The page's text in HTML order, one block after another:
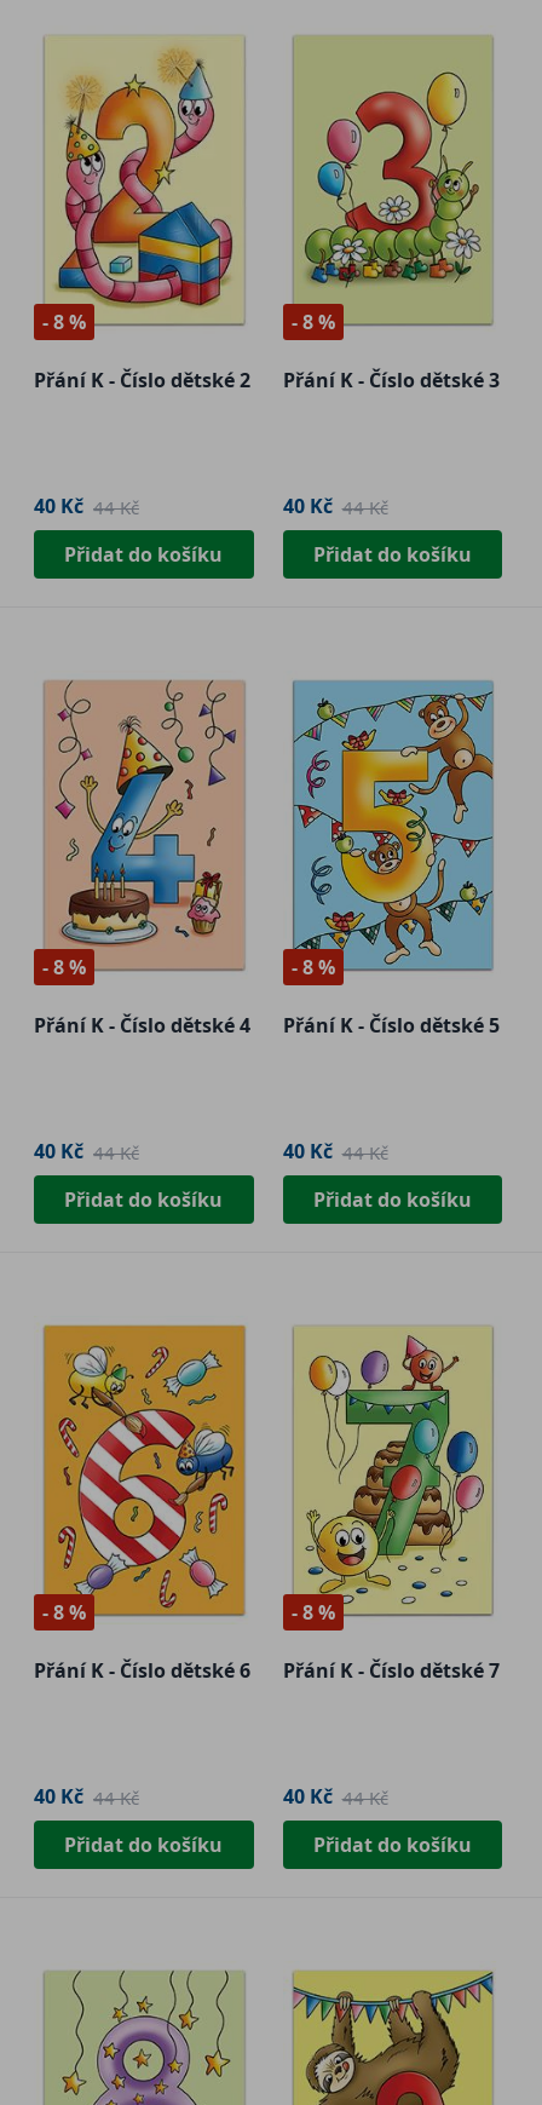
- 8 %
Přání K - Číslo dětské 2
40 Kč 44 Kč
Přidat do košíku
- 8 %
Přání K - Číslo dětské 3
40 Kč 44 Kč
Přidat do košíku
- 8 %
Přání K - Číslo dětské 4
40 Kč 44 Kč
Přidat do košíku
- 8 %
Přání K - Číslo dětské 5
40 Kč 44 Kč
Přidat do košíku
- 8 %
Přání K - Číslo dětské 6
40 Kč 44 Kč
Přidat do košíku
- 8 %
Přání K - Číslo dětské 7
40 Kč 44 Kč
Přidat do košíku